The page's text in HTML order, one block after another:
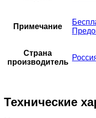
Примечание
Страна
производитель
Технические